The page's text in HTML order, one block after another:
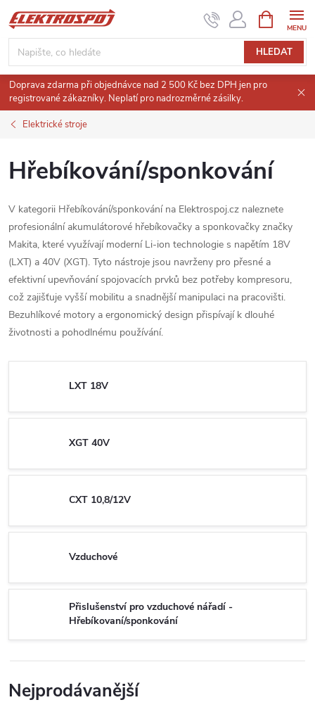
Přejít
na
obsah
HLEDAT
NÁKUPNÍ
KOŠÍK
Doprava zdarma při objednávce nad 2 500 Kč bez DPH jen pro
registrované zákazníky. Neplatí pro nadrozměrné zásilky.
Elektrické stroje
Hřebíkování/sponkování
V kategorii Hřebíkování/sponkování na Elektrospoj.cz naleznete
profesionální akumulátorové hřebíkovačky a sponkovačky značky
Makita, které využívají moderní Li-ion technologie s napětím 18V
(LXT) a 40V (XGT). Tyto nástroje jsou navrženy pro přesné a
efektivní upevňování spojovacích prvků bez potřeby kompresoru,
což zajišťuje vyšší mobilitu a snadnější manipulaci na pracovišti.
Bezuhlíkové motory a ergonomický design přispívají k dlouhé
životnosti a pohodlnému používání.
LXT 18V
XGT 40V
CXT 10,8/12V
Vzduchové
Přislušenství pro vzduchové nářadí -
Hřebíkovaní/sponkování
Nejprodávanější